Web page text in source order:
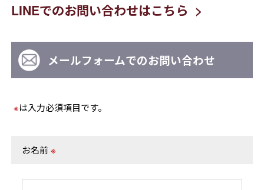
LINEでのお問い合わせはこちら
メールフォームでのお問い合わせ
※は入力必須項目です。
お名前※